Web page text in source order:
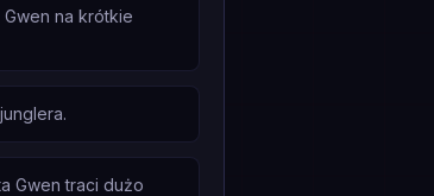
na krótkie
Gwen traci dużo